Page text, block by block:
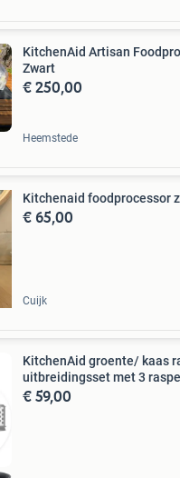
KitchenAid Artisan
Zwart
€ 250,00
Heemstede
Kitchenaid foodprocessor
€ 65,00
Cuijk
KitchenAid groente/ kaas
uitbreidingsset met 3
€ 59,00